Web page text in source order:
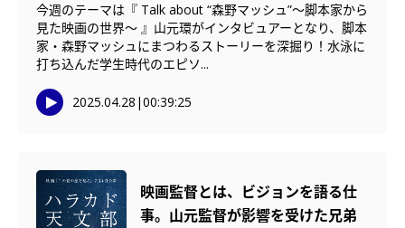
今週のテーマは『 Talk about “森野マッシュ”〜脚本家から
見た映画の世界〜 』山元環がインタビュアーとなり、脚本
家・森野マッシュにまつわるストーリーを深掘り！水泳に
打ち込んだ学生時代のエピソ...
2025.04.28 |00:39:25
映画監督とは、ビジョンを語る仕
事。山元監督が影響を受けた兄弟